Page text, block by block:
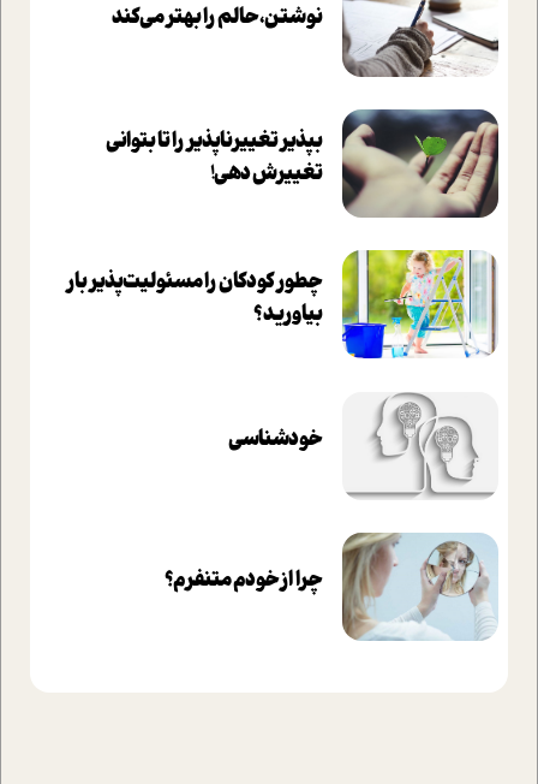
نوشتن، حالم را بهتر می‌کند
بپذير تغييرناپذير را تا بتواني
تغييرش دهي!‏
چطور کودکان را مسئولیت‌پذیر بار
بیاورید؟
خودشناسی
چرا از خودم متنفرم؟